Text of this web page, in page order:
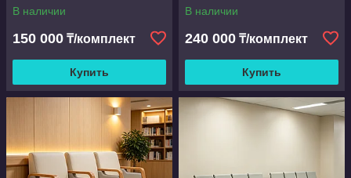
В наличии
150 000 ₸/комплект
Купить
В наличии
240 000 ₸/комплект
Купить